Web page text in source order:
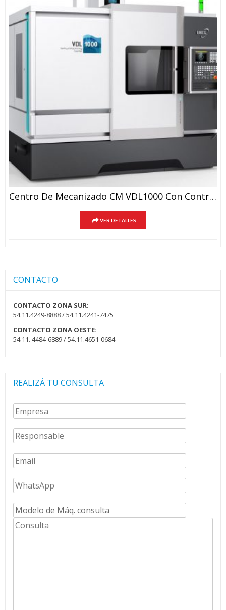
Centro De Mecanizado CM VDL1000 Con Control FANUC (opcional-Tipo Vertical Rápido) BT-40
VER DETALLES
CONTACTO
CONTACTO ZONA SUR:
54.11.4249-8888 / 54.11.4241-7475
CONTACTO ZONA OESTE:
54.11. 4484-6889 / 54.11.4651-0684
REALIZÁ TU CONSULTA